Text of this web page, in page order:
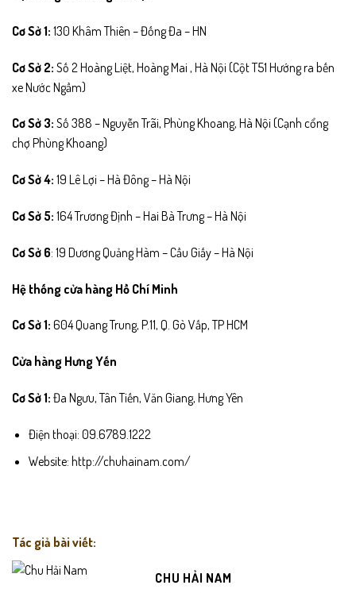
Cơ Sở 1: 130 Khâm Thiên – Đống Đa – HN
Cơ Sở 2: Số 2 Hoàng Liệt, Hoàng Mai , Hà Nội (Cột T51 Hướng ra bến
xe Nước Ngầm)
Cơ Sở 3: Số 388 – Nguyễn Trãi, Phùng Khoang, Hà Nội (Cạnh cổng
chợ Phùng Khoang)
Cơ Sở 4: 19 Lê Lợi – Hà Đông – Hà Nội
Cơ Sở 5: 164 Trương Định – Hai Bà Trưng – Hà Nội
Cơ Sở 6: 19 Dương Quảng Hàm – Cầu Giấy – Hà Nội
Hệ thống cửa hàng Hồ Chí Minh
Cơ Sở 1: 604 Quang Trung, P.11, Q. Gò Vấp, TP HCM
Cửa hàng Hưng Yến
Cơ Sở 1: Đa Ngưu, Tân Tiến, Văn Giang, Hưng Yên
Điện thoại: 09.6789.1222
Website: http://chuhainam.com/
Tác giả bài viết:
CHU HẢI NAM